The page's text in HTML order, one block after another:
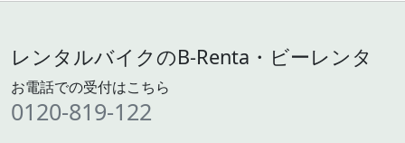
レンタルバイクのB-Renta・ビーレンタ
お電話での受付はこちら
0120-819-122